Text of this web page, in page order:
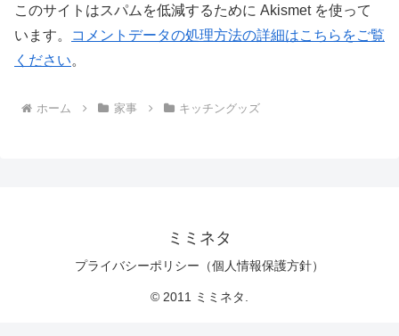
このサイトはスパムを低減するために Akismet を使って
います。
コメントデータの処理方法の詳細はこちらをご覧
ください。
ホーム 家事 キッチングッズ
ミミネタ
プライバシーポリシー（個人情報保護方針）
© 2011 ミミネタ.